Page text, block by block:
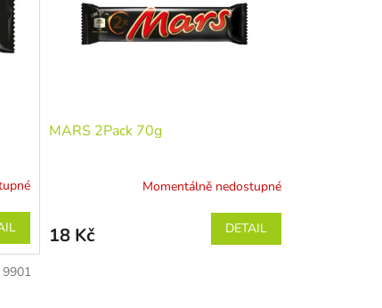
MARS 2Pack 70g
Momentálně nedostupné
18 Kč DETAIL
9901